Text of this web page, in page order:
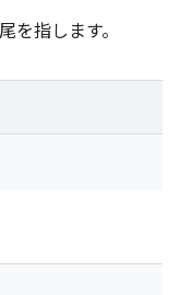
指します。